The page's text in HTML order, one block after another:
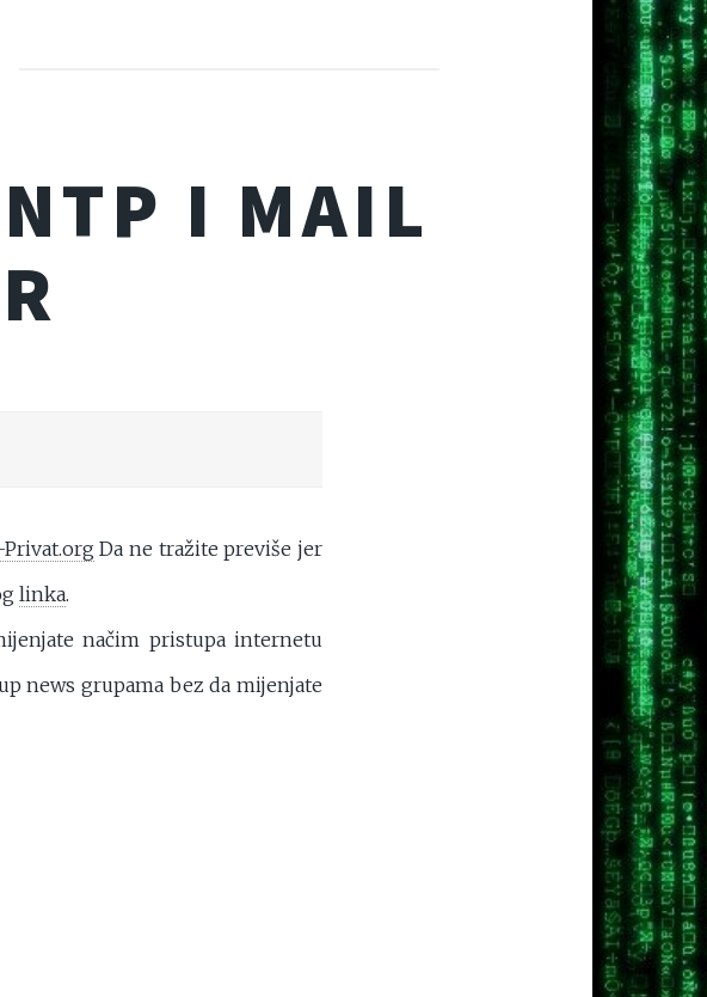
I MAIL
Privat.org Da ne tražite previše jer
linka.
načim pristupa internetu
news grupama bez da mijenjate